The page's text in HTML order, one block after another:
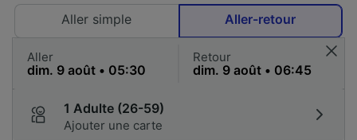
Aller simple
Aller-retour
Aller Retour
1 Adulte (26-59)
Ajouter une carte